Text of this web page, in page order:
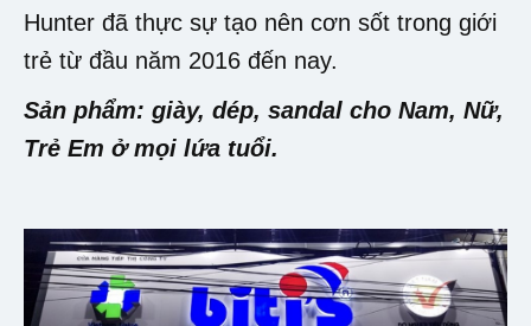
Hunter đã thực sự tạo nên cơn sốt trong giới
trẻ từ đầu năm 2016 đến nay.
Sản phẩm: giày, dép, sandal cho Nam, Nữ,
Trẻ Em ở mọi lứa tuổi.